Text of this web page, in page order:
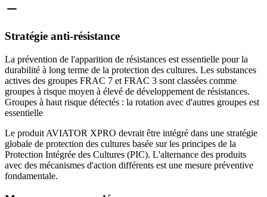
Stratégie anti-résistance
La prévention de l'apparition de résistances est essentielle pour la
durabilité à long terme de la protection des cultures. Les substances
actives des groupes FRAC 7 et FRAC 3 sont classées comme
groupes à risque moyen à élevé de développement de résistances.
Groupes à haut risque détectés : la rotation avec d'autres groupes est
essentielle
Le produit AVIATOR XPRO devrait être intégré dans une stratégie
globale de protection des cultures basée sur les principes de la
Protection Intégrée des Cultures (PIC). L'alternance des produits
avec des mécanismes d'action différents est une mesure préventive
fondamentale.